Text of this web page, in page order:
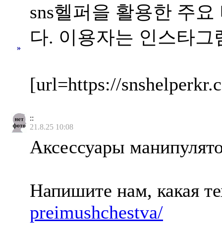
»
sns헬퍼을 활용한 주
다. 이용자는 인스타
[url=https://
::
21.8.25 10:08
Аксессуары
Напишите нам, какая
preimushchestva/